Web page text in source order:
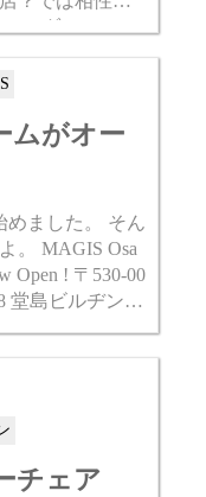
中に飾られてい
ムがオー
した。 そん
Osa
チェア